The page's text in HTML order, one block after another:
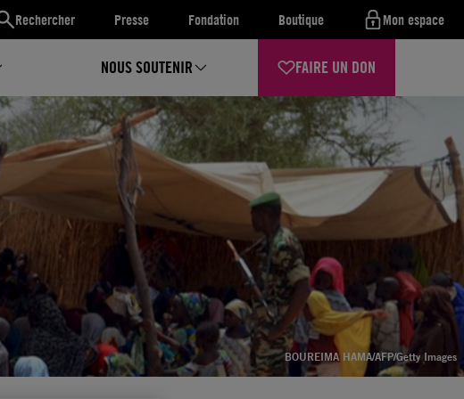
Rechercher Presse Fondation Boutique Mon espace
NOUS SOUTENIR FAIRE UN DON
BOUREIMA HAMA/AFP/Getty Images